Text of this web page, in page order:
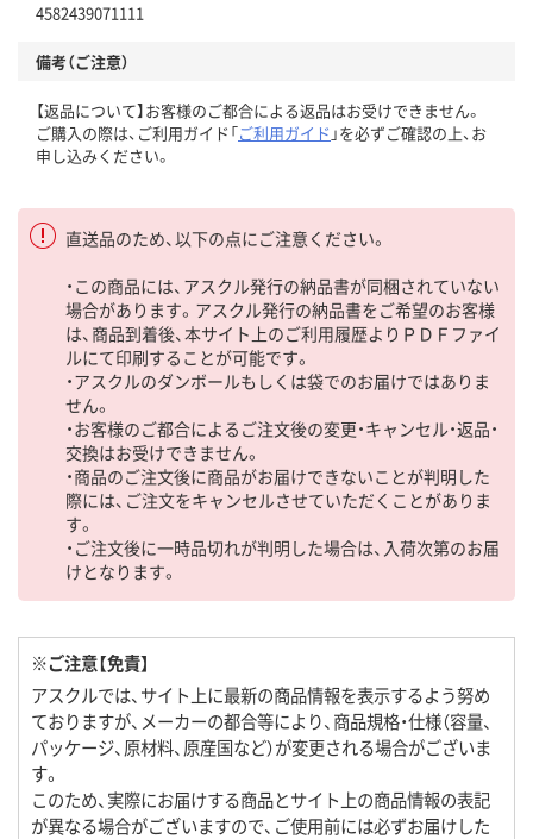
4582439071111
備考（ご注意）
【返品について】お客様のご都合による返品はお受けできません。
ご購入の際は、ご利用ガイド「ご利用ガイド 」を必ずご確認の上、お
申し込みください。
直送品のため、以下の点にご注意ください。
・この商品には、アスクル発行の納品書が同梱されていない
場合があります。アスクル発行の納品書をご希望のお客様
は、商品到着後、本サイト上のご利用履歴よりＰＤＦファイ
ルにて印刷することが可能です。
・アスクルのダンボールもしくは袋でのお届けではありま
せん。
・お客様のご都合によるご注文後の変更・キャンセル・返品・
交換はお受けできません。
・商品のご注文後に商品がお届けできないことが判明した
際には、ご注文をキャンセルさせていただくことがありま
す。
・ご注文後に一時品切れが判明した場合は、入荷次第のお届
けとなります。
※ご注意【免責】
アスクルでは、サイト上に最新の商品情報を表示するよう努め
ておりますが、メーカーの都合等により、商品規格・仕様（容量、
パッケージ、原材料、原産国など）が変更される場合がございま
す。
このため、実際にお届けする商品とサイト上の商品情報の表記
が異なる場合がございますので、ご使用前には必ずお届けした